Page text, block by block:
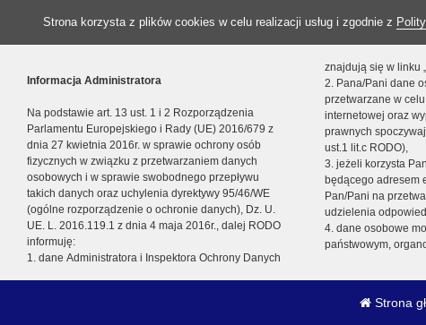
Strona korzysta z plików cookies w celu realizacji usług i zgodnie z
Informacja Administratora
Na podstawie art. 13 ust. 1 i 2 Rozporządzenia
Parlamentu Europejskiego i Rady (UE) 2016/679 z
dnia 27 kwietnia 2016r. w sprawie ochrony osób
fizycznych w związku z przetwarzaniem danych
osobowych i w sprawie swobodnego przepływu
takich danych oraz uchylenia dyrektywy 95/46/WE
(ogólne rozporządzenie o ochronie danych), Dz. U.
UE. L. 2016.119.1 z dnia 4 maja 2016r., dalej RODO
informuję:
1. dane Administratora i Inspektora Ochrony Danych
znajdują się w linku
2. Pana/Pani dane
przetwarzane w
internetowej oraz
prawnych
ust.1 lit.c RODO),
3. jeżeli korzysta
będącego adresem
Pan/Pani na
udzielenia
4. dane osobowe
państwowym,
Strona